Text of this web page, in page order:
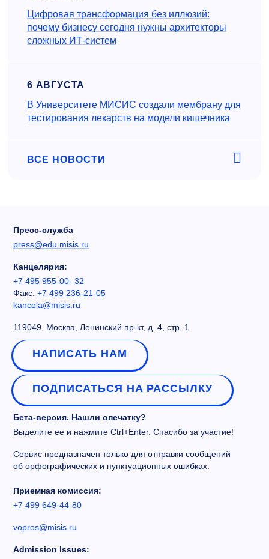
Цифровая трансформация без иллюзий:
почему бизнесу сегодня нужны архитекторы
сложных ИТ-систем
6 АВГУСТА
В Университете МИСИС создали мембрану для
тестирования лекарств на модели кишечника
ВСЕ НОВОСТИ
Пресс-служба
press@edu.misis.ru
Канцелярия:
+7 495 955-00- 32
Факс: +7 499 236-21-05
kancela@misis.ru
119049, Москва, Ленинский пр-кт, д. 4, стр. 1
НАПИСАТЬ НАМ
ПОДПИСАТЬСЯ НА РАССЫЛКУ
Бета-версия. Нашли опечатку?
Выделите ее и нажмите Ctrl+Enter. Спасибо за участие!
Сервис предназначен только для отправки сообщений
об орфографических и пунктуационных ошибках.
Приемная комиссия:
+7 499 649-44-80
vopros@misis.ru
Admission Issues: